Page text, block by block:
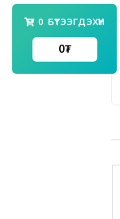
0 БҮТЭЭГДЭХҮҮН
0₮